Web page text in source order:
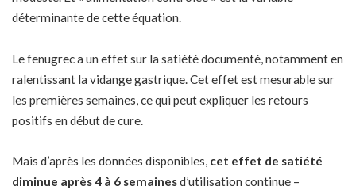
déterminante de cette équation.
Le fenugrec a un effet sur la satiété documenté, notamment en
ralentissant la vidange gastrique. Cet effet est mesurable sur
les premières semaines, ce qui peut expliquer les retours
positifs en début de cure.
Mais d’après les données disponibles, cet effet de satiété
diminue après 4 à 6 semainesd’utilisation continue –